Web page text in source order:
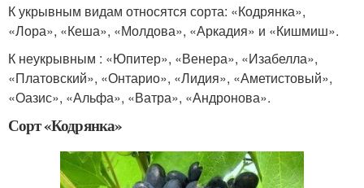
К укрывным видам относятся сорта: «Кодрянка»,
«Лора», «Кеша», «Молдова», «Аркадия» и «Кишмиш».
К неукрывным : «Юпитер», «Венера», «Изабелла»,
«Платовский», «Онтарио», «Лидия», «Аметистовый»,
«Оазис», «Альфа», «Ватра», «Андронова».
Сорт «Кодрянка»